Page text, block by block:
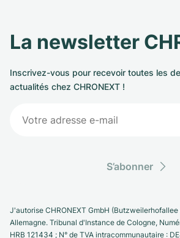
La newsletter
Inscrivez-vous pour recevoir toutes les
actualités chez CHRONEXT !
S’abonner
J'autorise CHRONEXT GmbH
Allemagne. Tribunal d'Instance de Cologne,
HRB 121434 ; N° de TVA intracommunautaire :